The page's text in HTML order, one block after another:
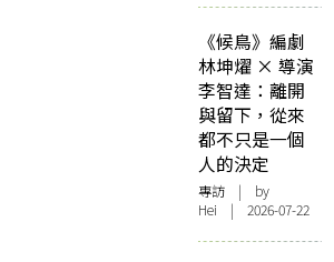
《候鳥》編劇
林坤燿 × 導演
李智達：離開
與留下，從來
都不只是一個
人的決定
專訪 | by
Hei | 2026-07-22